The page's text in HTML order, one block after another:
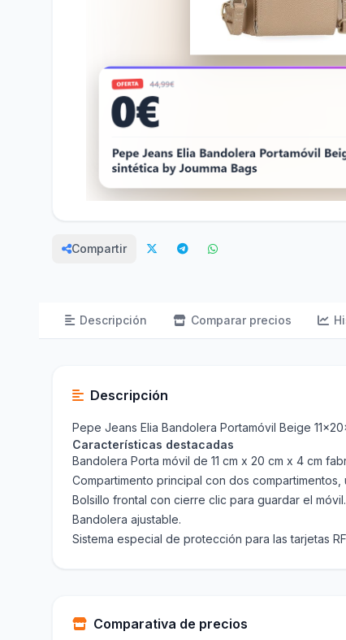
Compartir
Descripción Comparar precios
Descripción
Pepe Jeans Elia Bandolera Portamóvil Beige
Características destacadas
Bandolera Porta móvil de 11 cm x 20 cm x 4 cm
Compartimento principal con dos
Bolsillo frontal con cierre clic para guardar el móvil.
Bandolera ajustable.
Sistema especial de protección para las tarjetas
Comparativa de precios